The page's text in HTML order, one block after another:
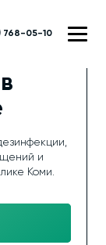
768-05-10
и
Коми.